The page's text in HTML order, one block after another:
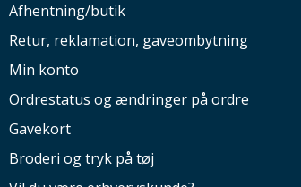
Afhentning/butik
Retur, reklamation, gaveombytning
Min konto
Ordrestatus og ændringer på ordre
Gavekort
Broderi og tryk på tøj